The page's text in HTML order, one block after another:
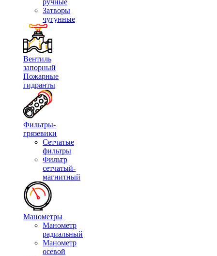
ручные
Затворы
чугунные
Вентиль
запорный
Пожарные
гидранты
Фильтры-
грязевики
Сетчатые
фильтры
Фильтр
сетчатый-
магнитный
Манометры
Манометр
радиальный
Манометр
осевой